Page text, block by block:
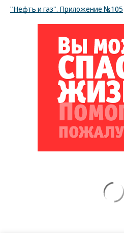
"Нефть и газ". Приложение №105